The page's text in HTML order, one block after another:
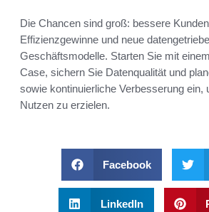
Die Chancen sind groß: bessere
Effizienzgewinne und neue
Geschäftsmodelle. Starten Sie mit
Case, sichern Sie Datenqualität und
sowie kontinuierliche Verbesserung ein,
Nutzen zu erzielen.
Facebook
LinkedIn